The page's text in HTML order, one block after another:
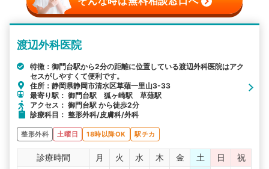
渡辺外科医院
特徴：御門台駅から2分の距離に位置している渡辺外科医院はアク
セスがしやすくて便利です。
住所：静岡県静岡市清水区草薙一里山3-33
最寄り駅： 御門台駅 狐ヶ崎駅 草薙駅
アクセス： 御門台駅 から徒歩2分
診療科目： 整形外科/皮膚科/外科
整形外科 土曜日 18時以降OK 駅チカ
診療時間 月 火 水 木 金 土 日
祝